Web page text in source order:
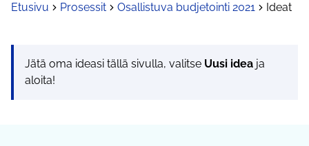
Etusivu Prosessit Osallistuva budjetointi 2021 Ideat
Jätä oma ideasi tällä sivulla, valitse Uusi idea ja
aloita!